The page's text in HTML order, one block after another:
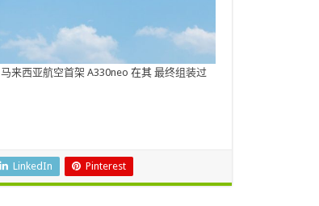
马来西亚航空首架 A330neo 在其 最终组装过
LinkedIn Pinterest